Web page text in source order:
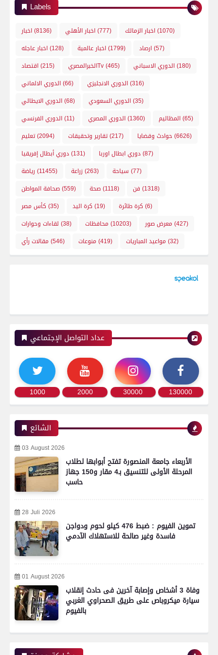
Labels
اخبار(8136) اخبار الأهلي(777) اخبار الزمالك(1070)
اخبار عاجله(128) اخبار عالمية(1799) ارصاد(57)
اقتصاد(215) الخبرالمصريTv(465) الدوري الاسباني(180)
الدوري الالماني(66) الدوري الانجليزي(316)
الدوري الايطالي(68) الدوري السعودي(35)
الدوري الفرنسي(11) الدوري المصري(1360) المظاليم(65)
تعليم(2094) تقارير وتحقيقات(217) حوادث وقضايا(6626)
دوري أبطال إفريقيا(131) دوري ابطال اوربا(87)
رياضة (11455) زراعة (263) سياحة (77)
صحافة المواطن(559) صحة(1118) فن (1318)
كأس مصر (35) كرة اليد (19) كرة طائرة (6)
لقاءات وحوارات (38) محافظات (10203) معرض صور (427)
مقالات رأي (546) منوعات (419) مواعيد المباريات (32)
عداد التواصل الإجتماعي
1000 2000 30000 130000
الشائع
03 August 2026
الأربعاء جامعة المنصورة تفتح أبوابها لطلاب
المرحلة الأولى للتنسيق بـ4 مقار و150 جهاز
حاسب
28 Juli 2026
تموين الفيوم : ضبط 476 كيلو لحوم ودواجن
فاسدة وغير صالحة للاستهلاك الآدمي
01 August 2026
وفاة 3 أشخاص وإصابة آخرين فى حادث إنقلاب
سيارة ميكروباص على طريق الصحراوي الغربي
بالفيوم
رياضة